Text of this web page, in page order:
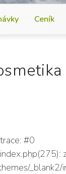
Ceník
#0
_blank2/